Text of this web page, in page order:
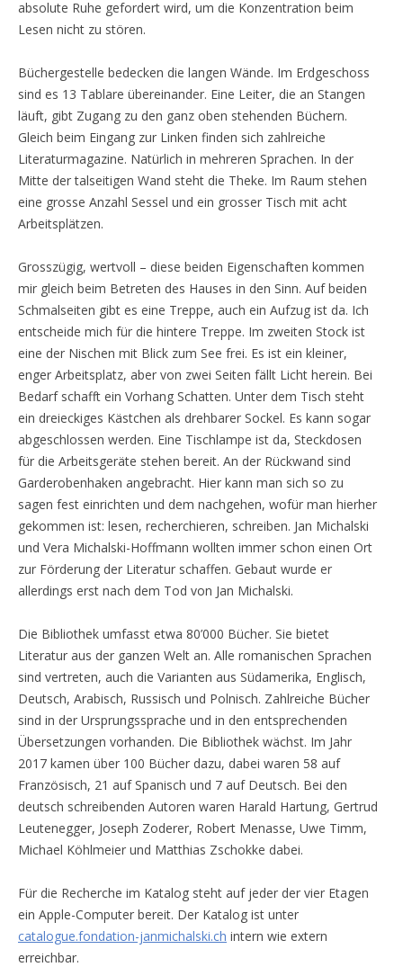
absolute Ruhe gefordert wird, um die Konzentration beim
Lesen nicht zu stören.
Büchergestelle bedecken die langen Wände. Im Erdgeschoss
sind es 13 Tablare übereinander. Eine Leiter, die an Stangen
läuft, gibt Zugang zu den ganz oben stehenden Büchern.
Gleich beim Eingang zur Linken finden sich zahlreiche
Literaturmagazine. Natürlich in mehreren Sprachen. In der
Mitte der talseitigen Wand steht die Theke. Im Raum stehen
eine grosse Anzahl Sessel und ein grosser Tisch mit acht
Arbeitsplätzen.
Grosszügig, wertvoll – diese beiden Eigenschaften kommen
mir gleich beim Betreten des Hauses in den Sinn. Auf beiden
Schmalseiten gibt es eine Treppe, auch ein Aufzug ist da. Ich
entscheide mich für die hintere Treppe. Im zweiten Stock ist
eine der Nischen mit Blick zum See frei. Es ist ein kleiner,
enger Arbeitsplatz, aber von zwei Seiten fällt Licht herein. Bei
Bedarf schafft ein Vorhang Schatten. Unter dem Tisch steht
ein dreieckiges Kästchen als drehbarer Sockel. Es kann sogar
abgeschlossen werden. Eine Tischlampe ist da, Steckdosen
für die Arbeitsgeräte stehen bereit. An der Rückwand sind
Garderobenhaken angebracht. Hier kann man sich so zu
sagen fest einrichten und dem nachgehen, wofür man hierher
gekommen ist: lesen, recherchieren, schreiben. Jan Michalski
und Vera Michalski-Hoffmann wollten immer schon einen Ort
zur Förderung der Literatur schaffen. Gebaut wurde er
allerdings erst nach dem Tod von Jan Michalski.
Die Bibliothek umfasst etwa 80’000 Bücher. Sie bietet
Literatur aus der ganzen Welt an. Alle romanischen Sprachen
sind vertreten, auch die Varianten aus Südamerika, Englisch,
Deutsch, Arabisch, Russisch und Polnisch. Zahlreiche Bücher
sind in der Ursprungssprache und in den entsprechenden
Übersetzungen vorhanden. Die Bibliothek wächst. Im Jahr
2017 kamen über 100 Bücher dazu, dabei waren 58 auf
Französisch, 21 auf Spanisch und 7 auf Deutsch. Bei den
deutsch schreibenden Autoren waren Harald Hartung, Gertrud
Leutenegger, Joseph Zoderer, Robert Menasse, Uwe Timm,
Michael Köhlmeier und Matthias Zschokke dabei.
Für die Recherche im Katalog steht auf jeder der vier Etagen
ein Apple-Computer bereit. Der Katalog ist unter
catalogue.fondation-janmichalski.ch intern wie extern
erreichbar.